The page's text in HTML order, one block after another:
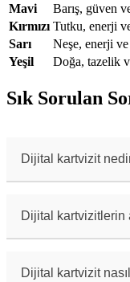
Mavi
Barış, güven
Kırmızı Tutku, enerji
Sarı
Neşe, enerji
Yeşil
Doğa, tazelik
Sık Sorulan
Dijital kartvizit
kart şeklinde,
diğer dijital
Dijital kartvizitlerin
çevre dostu
Dijital kartvizit